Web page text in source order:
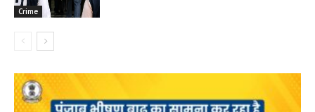
Crime